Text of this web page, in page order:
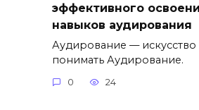
эффективного
навыков аудирования
Аудирование — искусство
понимать Аудирование.
0 24